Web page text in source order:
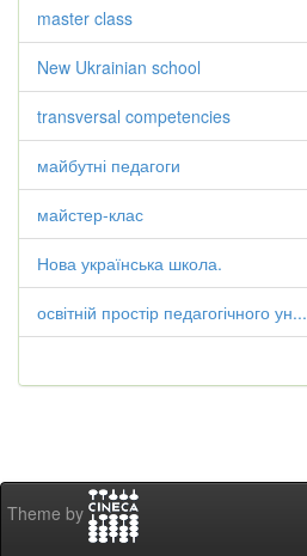
master class
New Ukrainian school
transversal competencies
майбутні педагоги
майстер-клас
Нова українська школа.
освітній простір педагогічного ун...
Theme by